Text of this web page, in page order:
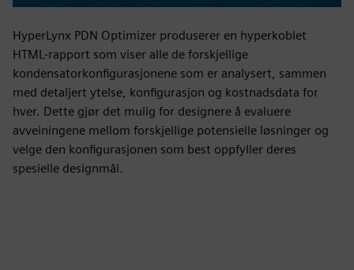
HyperLynx PDN Optimizer produserer en hyperkoblet
HTML-rapport som viser alle de forskjellige
kondensatorkonfigurasjonene som er analysert, sammen
med detaljert ytelse, konfigurasjon og kostnadsdata for
hver. Dette gjør det mulig for designere å evaluere
avveiningene mellom forskjellige potensielle løsninger og
velge den konfigurasjonen som best oppfyller deres
spesielle designmål.